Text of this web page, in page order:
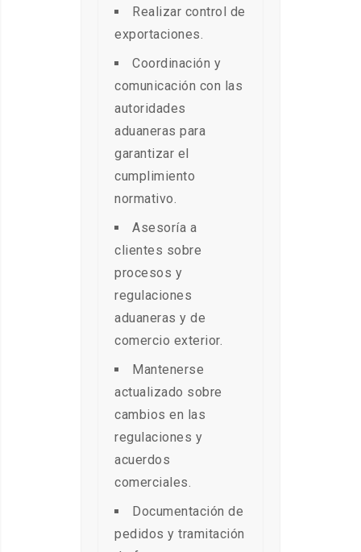
Realizar control de
exportaciones.
Coordinación y
comunicación con las
autoridades
aduaneras para
garantizar el
cumplimiento
normativo.
Asesoría a
clientes sobre
procesos y
regulaciones
aduaneras y de
comercio exterior.
Mantenerse
actualizado sobre
cambios en las
regulaciones y
acuerdos
comerciales.
Documentación de
pedidos y tramitación